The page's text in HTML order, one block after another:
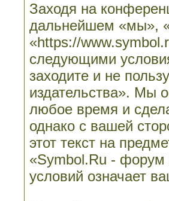
Заходя на
дальнейшем «мы»,
«https://
следующими
заходите и не
издательства». Мы
любое время и
однако с вашей
этот текст на
«Symbol.Ru - форум
условий означает